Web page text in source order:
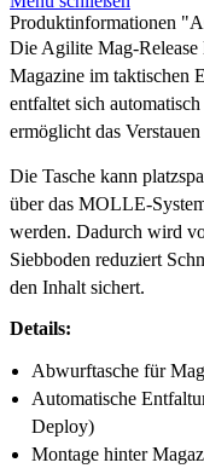
Produktinformationen
Die Agilite Mag-
Magazine im taktischen
entfaltet sich
ermöglicht das
Die Tasche kann
über das MOLLE-
werden. Dadurch wird
Siebboden reduziert
den Inhalt sichert.
Details:
Abwurftasche für
Automatische
Deploy)
Montage hinter